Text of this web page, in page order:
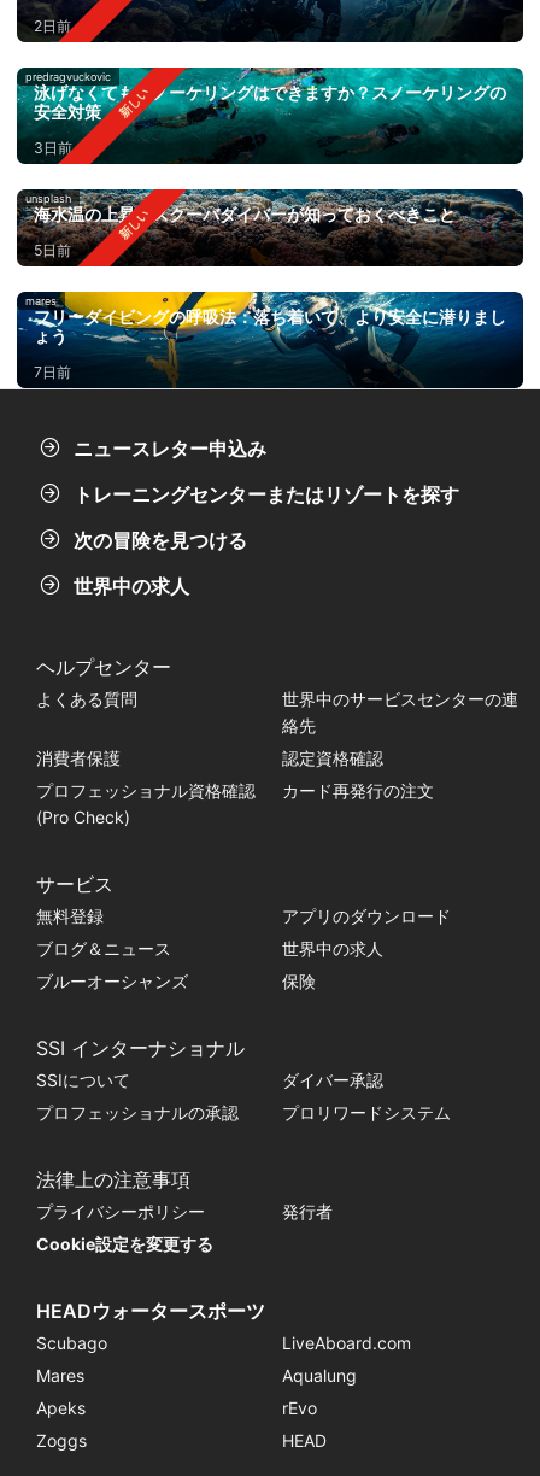
2日前
predragvuckovic
泳げなくてもスノーケリングはできますか？スノーケリングの
安全対策
3日前
unsplash
海水温の上昇：スクーバダイバーが知っておくべきこと
5日前
mares
フリーダイビングの呼吸法：落ち着いて、より安全に潜りまし
ょう
7日前
ニュースレター申込み
トレーニングセンターまたはリゾートを探す
次の冒険を見つける
世界中の求人
ヘルプセンター
よくある質問
世界中のサービスセンターの連
絡先
消費者保護
認定資格確認
プロフェッショナル資格確認
(Pro Check)
カード再発行の注文
サービス
無料登録
アプリのダウンロード
ブログ＆ニュース
世界中の求人
ブルーオーシャンズ
保険
SSI インターナショナル
SSIについて
ダイバー承認
プロフェッショナルの承認
プロリワードシステム
法律上の注意事項
プライバシーポリシー
発行者
Cookie設定を変更する
HEADウォータースポーツ
Scubago
LiveAboard.com
Mares
Aqualung
Apeks
rEvo
Zoggs
HEAD